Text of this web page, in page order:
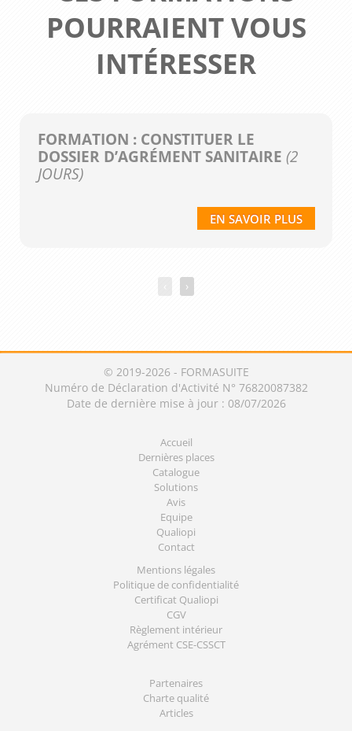
POURRAIENT VOUS
INTÉRESSER
FORMATION : CONSTITUER LE
DOSSIER D’AGRÉMENT SANITAIRE (2
JOURS)
EN SAVOIR PLUS
›
© 2019-2026 - FORMASUITE
Numéro de Déclaration d'Activité N° 76820087382
Date de dernière mise à jour : 08/07/2026
Accueil
Dernières places
Catalogue
Solutions
Avis
Equipe
Qualiopi
Contact
Mentions légales
Politique de confidentialité
Certificat Qualiopi
CGV
Règlement intérieur
Agrément CSE-CSSCT
Partenaires
Charte qualité
Articles